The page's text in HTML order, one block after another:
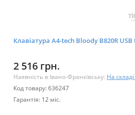
Клавіатура A4-tech Bloody B820R USB
2 516 грн.
Наявність в Івано-Франківську: На
Код товару: 636247
Гарантія: 12 міс.